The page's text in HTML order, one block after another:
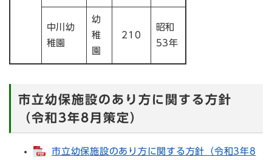
中川幼
稚園
幼
稚
園
210
昭和
53年
市立幼保施設のあり方に関する方針
（令和3年8月策定）
市立幼保施設のあり方に関する方針（令和3年8